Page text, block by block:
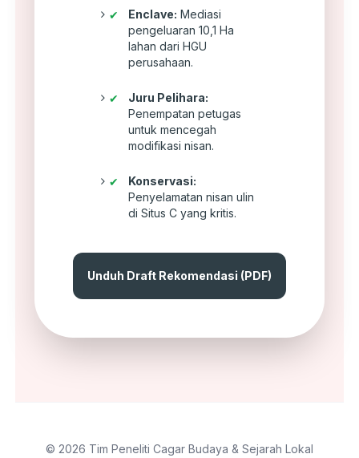
✔ Enclave: Mediasi
pengeluaran 10,1 Ha
lahan dari HGU
perusahaan.
✔
Juru Pelihara:
Penempatan petugas
untuk mencegah
modifikasi nisan.
✔
Konservasi:
Penyelamatan nisan ulin
di Situs C yang kritis.
Unduh Draft Rekomendasi (PDF)
© 2026 Tim Peneliti Cagar Budaya & Sejarah Lokal